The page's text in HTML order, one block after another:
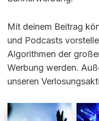
Mit deinem Beitrag
und Podcasts
Algorithmen der
Werbung werden.
unseren